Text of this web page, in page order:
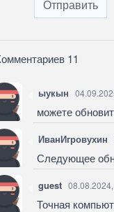
Отправить
11
ыукын
можете
ИванИгровухин
Следующее
guest
Точная